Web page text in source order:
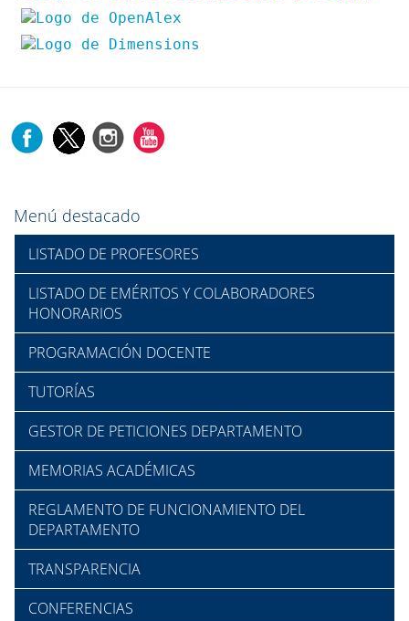
Menú destacado
LISTADO DE PROFESORES
LISTADO DE EMÉRITOS Y COLABORADORES
HONORARIOS
PROGRAMACIÓN DOCENTE
TUTORÍAS
GESTOR DE PETICIONES DEPARTAMENTO
MEMORIAS ACADÉMICAS
REGLAMENTO DE FUNCIONAMIENTO DEL
DEPARTAMENTO
TRANSPARENCIA
CONFERENCIAS